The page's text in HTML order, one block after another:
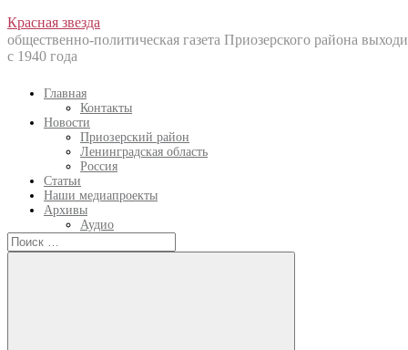
Перейти
к
содержанию
Красная звезда
общественно-политическая газета Приозерского района
с 1940 года
Главная
Контакты
Новости
Приозерский район
Ленинградская область
Россия
Статьи
Наши медиапроекты
Архивы
Аудио
Искать: